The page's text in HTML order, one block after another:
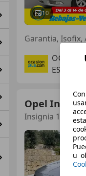
10
Garantia, Isofix,
ES-
Opel
Insignia 1.5 T
u